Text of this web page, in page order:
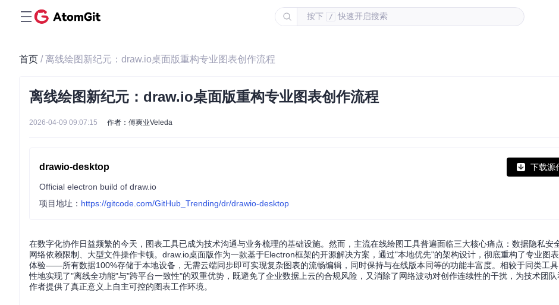
按下 / 快速开启搜索
首页 / 离线绘图新纪元：draw.io桌面版重构专业图表创作流程
离线绘图新纪元：draw.io桌面版重构专业图表创作流程
2026-04-09 09:07:15 作者：傅爽业Veleda
drawio-desktop 下载源
Official electron build of draw.io
项目地址： https://gitcode.com/GitHub_Trending/dr/drawio-desktop
在数字化协作日益频繁的今天，图表工具已成为技术沟通与业务梳理的基础设施。然而，主流在线绘图工具普遍面临三大核心痛点：数据隐私安
网络依赖限制、大型文件操作卡顿。draw.io桌面版作为一款基于Electron框架的开源解决方案，通过"本地优先"的架构设计，彻底重构了专业图
体验——所有数据100%存储于本地设备，无需云端同步即可实现复杂图表的流畅编辑，同时保持与在线版本同等的功能丰富度。相较于同类工
性地实现了"离线全功能"与"跨平台一致性"的双重优势，既避免了企业数据上云的合规风险，又消除了网络波动对创作连续性的干扰，为技术团队
作者提供了真正意义上自主可控的图表工作环境。